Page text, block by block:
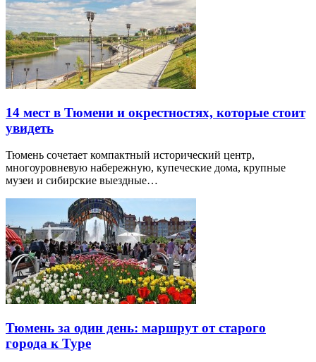
14 мест в Тюмени и окрестностях, которые стоит
увидеть
Тюмень сочетает компактный исторический центр,
многоуровневую набережную, купеческие дома, крупные
музеи и сибирские выездные…
Тюмень за один день: маршрут от старого
города к Туре